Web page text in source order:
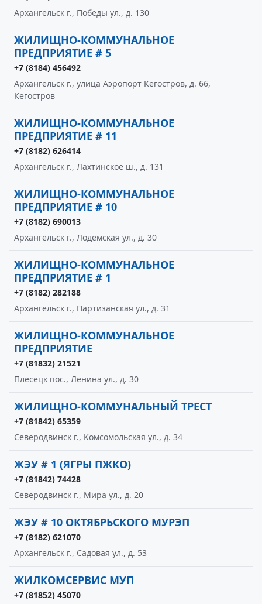
Архангельск г., Победы ул., д. 130
ЖИЛИЩНО-КОММУНАЛЬНОЕ
ПРЕДПРИЯТИЕ # 5
+7 (8184) 456492
Архангельск г., улица Аэропорт Кегостров, д. 66,
Кегостров
ЖИЛИЩНО-КОММУНАЛЬНОЕ
ПРЕДПРИЯТИЕ # 11
+7 (8182) 626414
Архангельск г., Лахтинское ш., д. 131
ЖИЛИЩНО-КОММУНАЛЬНОЕ
ПРЕДПРИЯТИЕ # 10
+7 (8182) 690013
Архангельск г., Лодемская ул., д. 30
ЖИЛИЩНО-КОММУНАЛЬНОЕ
ПРЕДПРИЯТИЕ # 1
+7 (8182) 282188
Архангельск г., Партизанская ул., д. 31
ЖИЛИЩНО-КОММУНАЛЬНОЕ
ПРЕДПРИЯТИЕ
+7 (81832) 21521
Плесецк пос., Ленина ул., д. 30
ЖИЛИЩНО-КОММУНАЛЬНЫЙ ТРЕСТ
+7 (81842) 65359
Северодвинск г., Комсомольская ул., д. 34
ЖЭУ # 1 (ЯГРЫ ПЖКО)
+7 (81842) 74428
Северодвинск г., Мира ул., д. 20
ЖЭУ # 10 ОКТЯБРЬСКОГО МУРЭП
+7 (8182) 621070
Архангельск г., Садовая ул., д. 53
ЖИЛКОМСЕРВИС МУП
+7 (81852) 45070